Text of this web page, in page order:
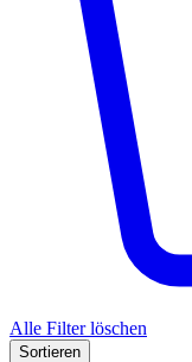
Alle Filter löschen
Sortieren